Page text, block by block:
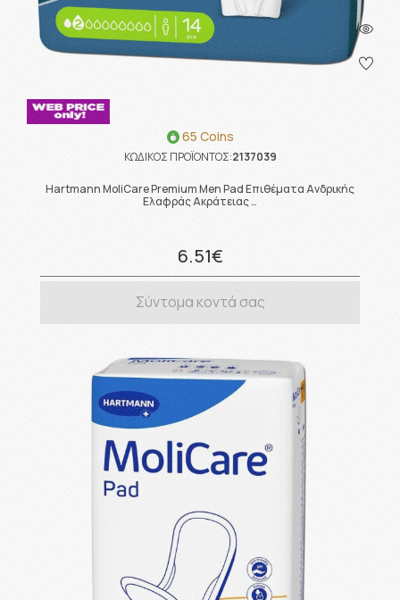
65 Coins
ΚΩΔΙΚΟΣ ΠΡΟΪΟΝΤΟΣ:2137039
Hartmann MoliCare Premium Men Pad Επιθέματα Ανδρικής
Ελαφράς Ακράτειας …
6.51€
Σύντομα κοντά σας